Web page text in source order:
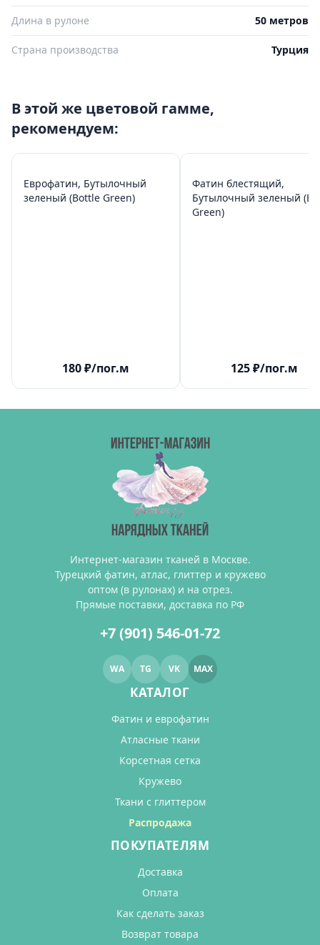
Длина в рулоне 50 метров
Страна производства Турция
В этой же цветовой гамме,
рекомендуем:
Еврофатин, Бутылочный
зеленый (Bottle Green)
180₽/пог.м
Фатин блестящий,
Бутылочный зеленый
Green)
125₽/пог.м
Интернет-магазин тканей в Москве.
Турецкий фатин, атлас, глиттер и кружево
оптом (в рулонах) и на отрез.
Прямые поставки, доставка по РФ
+7 (901) 546-01-72
WA TG VK MAX
КАТАЛОГ
Фатин и еврофатин
Атласные ткани
Корсетная сетка
Кружево
Ткани с глиттером
Распродажа
ПОКУПАТЕЛЯМ
Доставка
Оплата
Как сделать заказ
Возврат товара